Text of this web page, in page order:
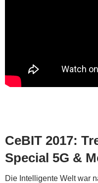
CeBIT 2017:
Special 5G &
Die Intelligente Welt war